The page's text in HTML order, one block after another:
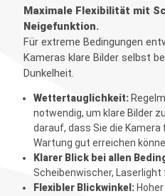
Maximale Flexibilität mit
Neigefunktion.
Für extreme Bedingungen
Kameras klare Bilder selbst
Dunkelheit.
Wettertauglichkeit:
notwendig, um klare Bilder
darauf, dass Sie die Kamera
Wartung gut erreichen
Klarer Blick bei allen
Scheibenwischer, Laserlight
Flexibler Blickwinkel:Hoher